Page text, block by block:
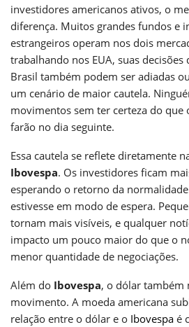
investidores americanos ativos, o
diferença. Muitos grandes fundos e
estrangeiros operam nos dois
trabalhando nos EUA, suas
Brasil também podem ser adiadas
um cenário de maior cautela.
movimentos sem ter certeza do que
farão no dia seguinte.
Essa cautela se reflete diretamente
Ibovespa. Os investidores ficam
esperando o retorno da
estivesse em modo de espera.
tornam mais visíveis, e qualquer
impacto um pouco maior do que o
menor quantidade de negociações.
Além do Ibovespa, o dólar também
movimento. A moeda americana
relação entre o dólar e o Ibovespa é